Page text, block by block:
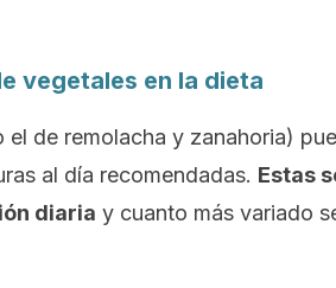
vegetales en la dieta
de remolacha y zanahoria)
al día recomendadas. Estas
diaria y cuanto más variado